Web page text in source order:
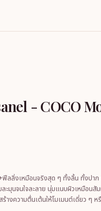
- COCO
ลลิ่งเหมือนจริงสุด ๆ ทั้งลิ้น ทั้งปา
ะมุนจนใจละลาย นุ่มแนบผิวเหมือนสั
างความตื่นเต้นให้โมเมนต์เดี่ยว ๆ